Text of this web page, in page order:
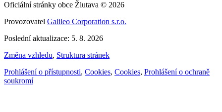
Oficiální stránky obce Žlutava © 2026
Provozovatel Galileo Corporation s.r.o.
Poslední aktualizace: 5. 8. 2026
Změna vzhledu, Struktura stránek
Prohlášení o přístupnosti, Cookies, Cookies, Prohlášení o ochraně
soukromí